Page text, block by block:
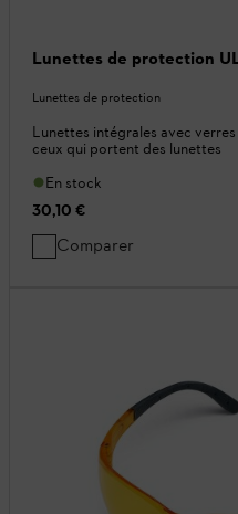
Lunettes de protection
Lunettes de protection
Lunettes intégrales avec
ceux qui portent des lunettes
En stock
30,10 €
Comparer